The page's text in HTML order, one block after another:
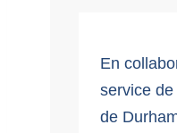
En
service
de